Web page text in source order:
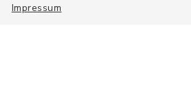
Impressum
Sitemap